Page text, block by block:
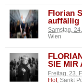
Florian
auffällig
Samstag,
Wien
SIE MIR
Freitag, 23.
Hof, Sankt